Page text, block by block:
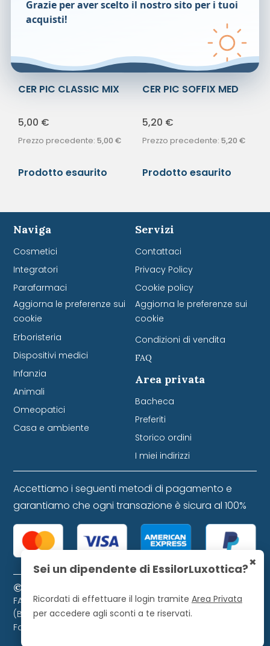
CER PIC CLASSIC MIX
5,00 €
Prezzo precedente: 5,00 €
Prodotto esaurito
CER PIC SOFFIX MED
5,20 €
Prezzo precedente: 5,20 €
Prodotto esaurito
Naviga
Cosmetici
Integratori
Parafarmaci
Aggiorna le preferenze sui
cookie
Erboristeria
Dispositivi medici
Infanzia
Animali
Omeopatici
Casa e ambiente
Servizi
Contattaci
Privacy Policy
Cookie policy
Aggiorna le preferenze sui
cookie
Condizioni di vendita
FAQ
Area privata
Bacheca
Preferiti
Storico ordini
I miei indirizzi
Accettiamo i seguenti metodi di pagamento e
garantiamo che ogni transazione è sicura al 100%
© 2024 Farmacia Favretti S.r.l. P. IVA 01271120253
FARMACIA FAVRETTI S.R.L. Piazza Libertà, 9 - 32021 Agordo
(BL). Farmacista direttore iscritto all'Ordine dei
Farmacisti di Belluno, numero 728.
×
Sei un dipendente di EssilorLuxottica?
Ricordati di effettuare il login tramite Area Privata
per accedere agli sconti a te riservati.
Grazie per aver scelto il nostro sito per i tuoi
acquisti!